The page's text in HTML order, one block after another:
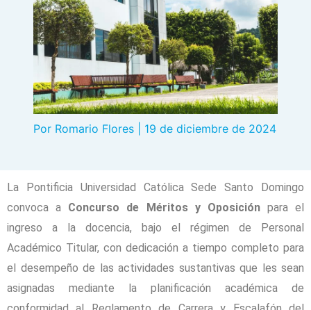
Por Romario Flores 19 de diciembre de 2024
La
Pontificia Universidad Católica Sede Santo Domingo
convoca a Concurso de Méritos y Oposición para el
ingreso a la docencia, bajo el régimen de Personal
Académico Titular, con dedicación a tiempo completo para
el desempeño de las actividades sustantivas que les sean
asignadas mediante la planificación académica de